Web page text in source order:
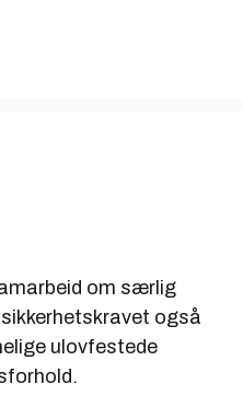
om særlig
også
ulovfestede